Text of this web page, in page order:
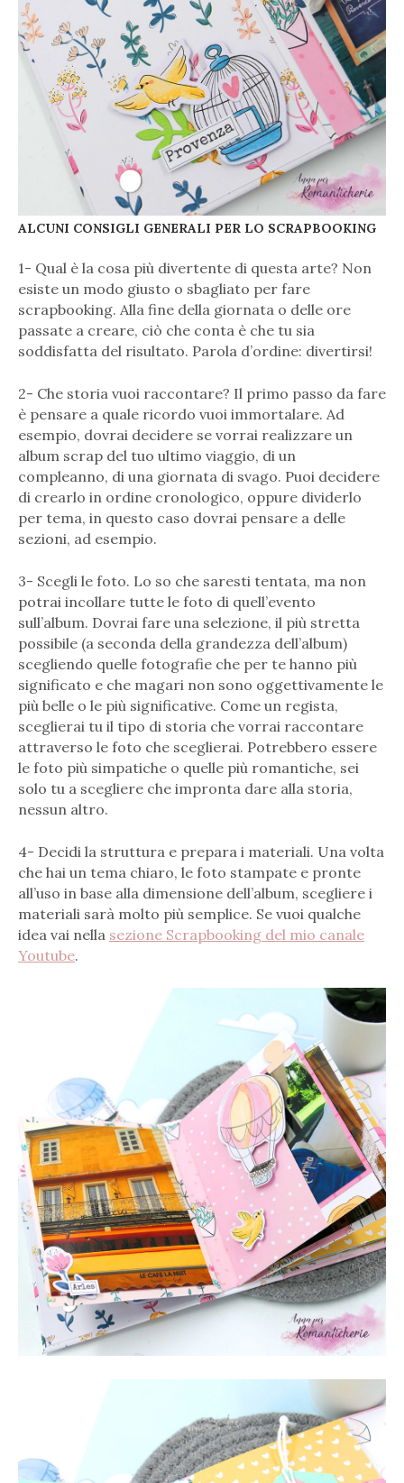
ALCUNI CONSIGLI GENERALI PER LO SCRAPBOOKING
1- Qual è la cosa più divertente di questa arte? Non
esiste un modo giusto o sbagliato per fare
scrapbooking. Alla fine della giornata o delle ore
passate a creare, ciò che conta è che tu sia
soddisfatta del risultato. Parola d’ordine: divertirsi!
2- Che storia vuoi raccontare? Il primo passo da fare
è pensare a quale ricordo vuoi immortalare. Ad
esempio, dovrai decidere se vorrai realizzare un
album scrap del tuo ultimo viaggio, di un
compleanno, di una giornata di svago. Puoi decidere
di crearlo in ordine cronologico, oppure dividerlo
per tema, in questo caso dovrai pensare a delle
sezioni, ad esempio.
3- Scegli le foto. Lo so che saresti tentata, ma non
potrai incollare tutte le foto di quell’evento
sull’album. Dovrai fare una selezione, il più stretta
possibile (a seconda della grandezza dell’album)
scegliendo quelle fotografie che per te hanno più
significato e che magari non sono oggettivamente le
più belle o le più significative. Come un regista,
sceglierai tu il tipo di storia che vorrai raccontare
attraverso le foto che sceglierai. Potrebbero essere
le foto più simpatiche o quelle più romantiche, sei
solo tu a scegliere che impronta dare alla storia,
nessun altro.
4- Decidi la struttura e prepara i materiali. Una volta
che hai un tema chiaro, le foto stampate e pronte
all’uso in base alla dimensione dell’album, scegliere i
materiali sarà molto più semplice. Se vuoi qualche
idea vai nella sezione Scrapbooking del mio canale
Youtube.